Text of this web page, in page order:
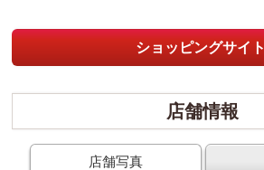
ショッピングサイト
店舗情報
店舗写真